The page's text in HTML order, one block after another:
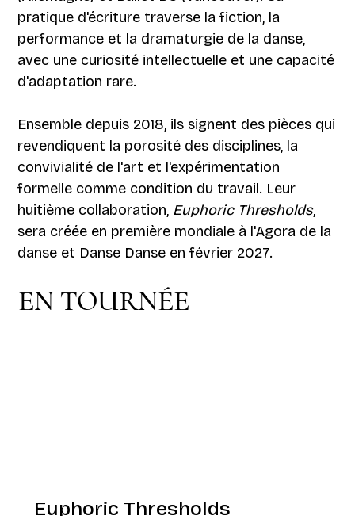
pratique d'écriture traverse la fiction, la
performance et la dramaturgie de la danse,
avec une curiosité intellectuelle et une capacité
d'adaptation rare.
Ensemble depuis 2018, ils signent des pièces qui
revendiquent la porosité des disciplines, la
convivialité de l'art et l'expérimentation
formelle comme condition du travail. Leur
huitième collaboration, Euphoric Thresholds,
sera créée en première mondiale à l'Agora de la
danse et Danse Danse en février 2027.
EN TOURNÉE
Euphoric Thresholds